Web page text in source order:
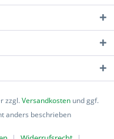
zzgl.Versandkosten und ggf.
anders beschrieben